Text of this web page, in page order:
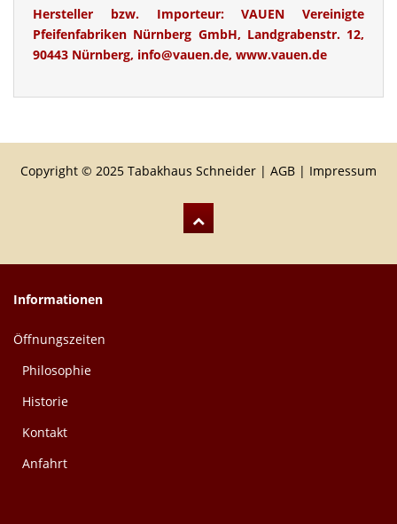
Hersteller bzw. Importeur:VAUEN Vereinigte
Pfeifenfabriken Nürnberg GmbH, Landgrabenstr. 12,
90443 Nürnberg, info@vauen.de, www.vauen.de
Copyright © 2025 Tabakhaus Schneider | AGB | Impressum
Informationen
Öffnungszeiten
Philosophie
Historie
Kontakt
Anfahrt